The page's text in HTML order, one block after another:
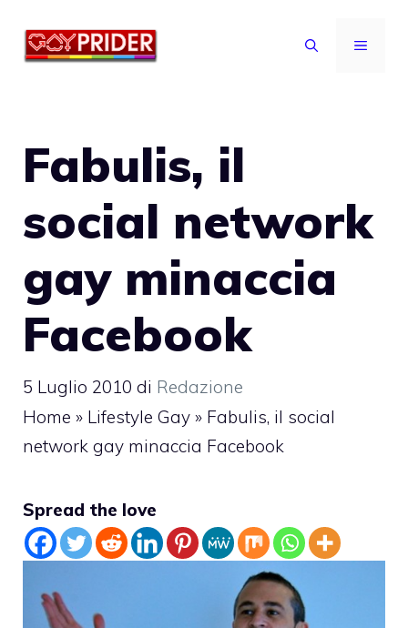
MENU
Fabulis, il
social network
gay minaccia
Facebook
5 Luglio 2010 di Redazione
Home » Lifestyle Gay » Fabulis, il social
network gay minaccia Facebook
Spread the love